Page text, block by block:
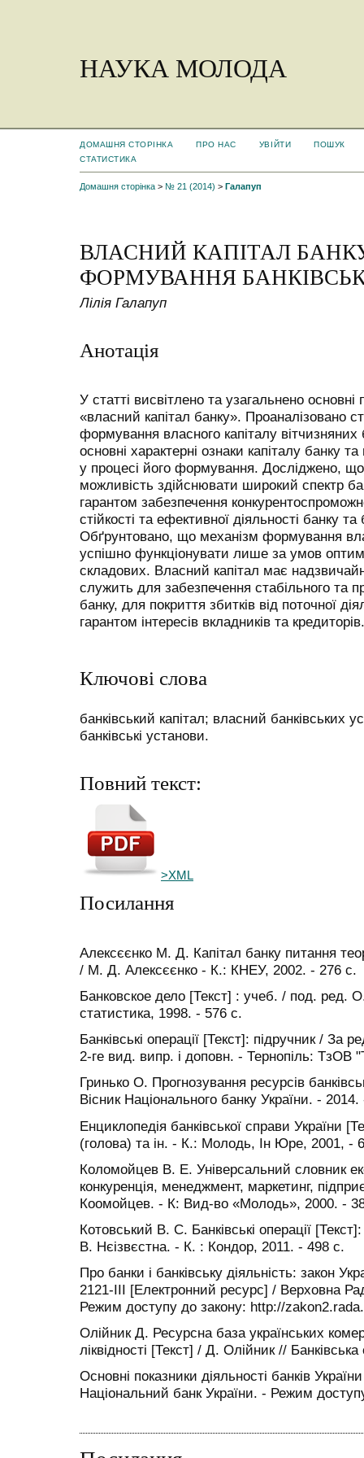
НАУКА МОЛОДА
ДОМАШНЯ СТОРІНКА ПРО НАС УВІЙТИ
ПОШУК
СТАТИСТИКА
Домашня сторінка > № 21 (2014) > Галапуп
ВЛАСНИЙ КАПІТАЛ
ФОРМУВАННЯ
Лілія Галапуп
Анотація
У статті висвітлено та узагальнено
«власний капітал банку». Проаналізовано
формування власного капіталу вітчизняних
основні характерні ознаки капіталу банку
у процесі його формування. Досліджено, що
можливість здійснювати широкий спектр
гарантом забезпечення
стійкості та ефективної діяльності банку
Обґрунтовано, що механізм формування
успішно функціонувати лише за умов
складових. Власний капітал має
служить для забезпечення стабільного та
банку, для покриття збитків від поточної
гарантом інтересів вкладників та кредиторів.
Ключові слова
банківський капітал; власний банківських
банківські установи.
Повний текст:
>XML
Посилання
Алексєєнко М. Д. Капітал банку питання
/ М. Д. Алексєєнко - К.: КНЕУ, 2002. - 276 с.
Банковское дело [Текст] : учеб. / под.
статистика, 1998. - 576 с.
Банківські операції [Текст]: підручник /
2-ге вид. випр. і доповн. - Тернопіль: ТзОВ
Гринько О. Прогнозування ресурсів
Вісник Національного банку України. -
Енциклопедія банківської справи України
(голова) та ін. - К.: Молодь, Ін Юре, 2001, -
Коломойцев В. Е. Універсальний словник
конкуренція, менеджмент, маркетинг,
Коомойцев. - К: Вид-во «Молодь», 2000. -
Котовський В. С. Банківські операції
В. Нєізвєстна. - К. : Кондор, 2011. - 498 с.
Про банки і банківську діяльність: закон
2121-ІІІ [Електронний ресурс] / Верховна
Режим доступу до закону: http://
Олійник Д. Ресурсна база українських
ліквідності [Текст] / Д. Олійник //
Основні показники діяльності банків
Національний банк України. - Режим